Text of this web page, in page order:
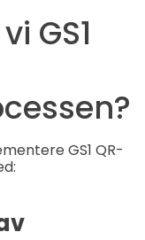
GS1
GS1 QR-